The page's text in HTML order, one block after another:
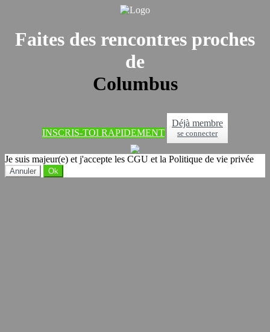
Faites des rencontres proches
de
Columbus
INSCRIS-TOI RAPIDEMENT
Déjà membre
se connecter
Je suis majeur(e) et j'accepte les CGU et la Politique de vie privée
Annuler Ok